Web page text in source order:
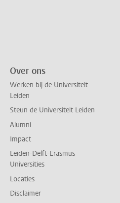
Over ons
Werken bij de Universiteit
Leiden
Steun de Universiteit Leiden
Alumni
Impact
Leiden-Delft-Erasmus
Universities
Locaties
Disclaimer